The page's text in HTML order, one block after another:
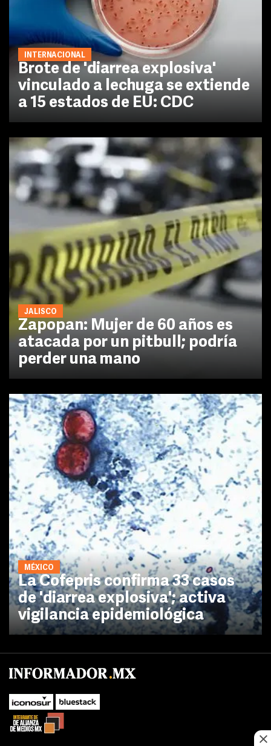
INTERNACIONAL
Brote de 'diarrea explosiva'
vinculado a lechuga se extiende
a 15 estados de EU: CDC
JALISCO
Zapopan: Mujer de 60 años es
atacada por un pitbull; podría
perder una mano
MÉXICO
La Cofepris confirma 33 casos
de 'diarrea explosiva'; activa
vigilancia epidemiológica